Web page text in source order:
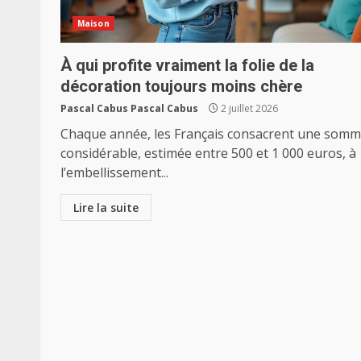
Maison
À qui profite vraiment la folie de la
décoration toujours moins chère
Pascal Cabus Pascal Cabus 2 juillet 2026
Chaque année, les Français consacrent une
considérable, estimée entre 500 et 1 000 euros, à
l’embellissement...
Lire la suite